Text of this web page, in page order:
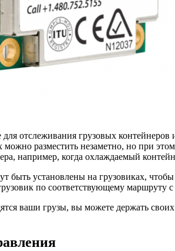
для отслеживания грузовых
можно разместить незаметно, но при
например, когда охлаждаемый
быть установлены на грузовиках,
по соответствующему маршруту
ваши грузы, вы можете держать